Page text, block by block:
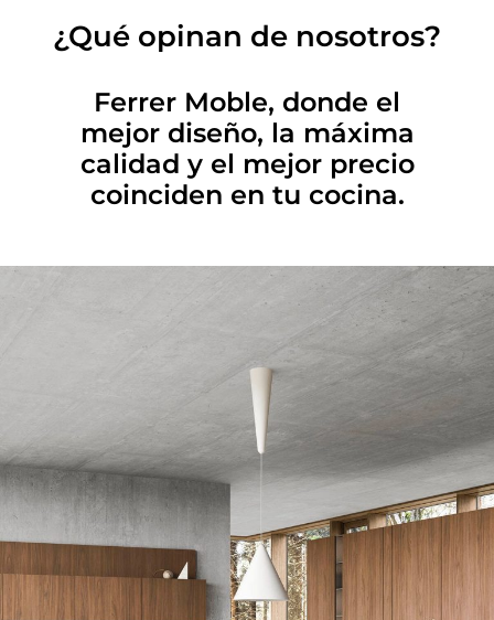
¿Qué opinan de nosotros?
Ferrer Moble, donde el
mejor diseño, la máxima
calidad y el mejor precio
coinciden en tu cocina.